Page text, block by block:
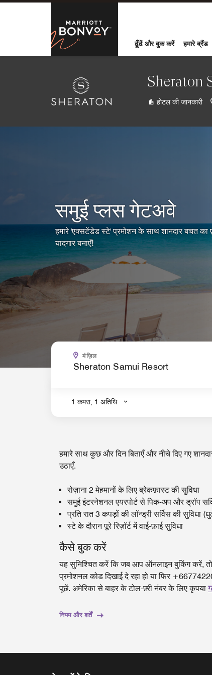
Skip to Content
मैरियट बोनवॉय
ढूँढें और बुक करें हमारे ब्रैंड
Sheraton
होटल की जानकारी
समुई प्लस गेटअवे
हमारे 'एक्सटेंडेड स्टे' प्रमोशन के साथ शानदार बचत का
यादगार बनाएँ!
मंज़िल
.
1 कमरा, 1 अतिथि
हमारे साथ कुछ और दिन बिताएँ और नीचे दिए गए
उठाएँ.
रोज़ाना 2 मेहमानों के लिए ब्रेकफ़ास्ट की सुविधा
समुई इंटरनेशनल एयरपोर्ट से पिक-अप और ड्रॉप
प्रति रात 3 कपड़ों की लॉन्ड्री सर्विस की सुविधा
स्टे के दौरान पूरे रिज़ॉर्ट में वाई-फ़ाई सुविधा
कैसे बुक करें
यह सुनिश्चित करें कि जब आप ऑनलाइन बुकिंग करें, तो
प्रमोशनल कोड दिखाई दे रहा हो या फिर
पूछें. अमेरिका से बाहर के टोल-फ़्री नंबर के लिए कृपया
नियम और शर्तें